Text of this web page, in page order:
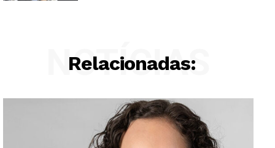
Relacionadas:
NOTÍCIAS